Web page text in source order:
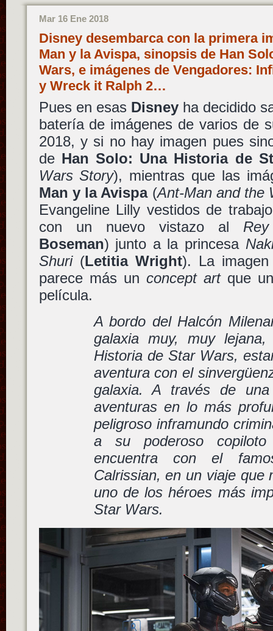
Mar 16 Ene 2018
Disney desembarca con la primera
Man y la Avispa, sinopsis de Han
Wars, e imágenes de Vengadores:
y Wreck it Ralph 2…
Pues en esas Disneyha decidido
batería de imágenes de varios de
2018, y si no hay imagen pues
de Han Solo: Una Historia de
Wars Story), mientras que las
Man y la Avispa(Ant-Man and the
Evangeline Lilly vestidos de
con un nuevo vistazo al
Boseman) junto a la princesa
Shuri(Letitia Wright). La
parece más un concept artque
película.
A bordo del Halcón
galaxia muy, muy
Historia de Star Wars,
aventura con el
galaxia. A través de
aventuras en lo más
peligroso inframundo
a su poderoso
encuentra con el
Calrissian, en un viaje que
uno de los héroes más
Star Wars.